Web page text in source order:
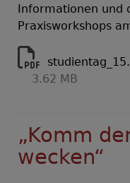
Informationen und
Praxisworkshops
3.62 MB
„Komm
wecken“